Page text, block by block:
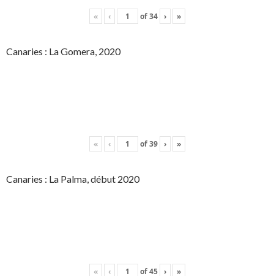
« ‹ of34 › »
Canaries : La Gomera, 2020
« ‹ of39 › »
Canaries : La Palma, début 2020
« ‹ of45 › »